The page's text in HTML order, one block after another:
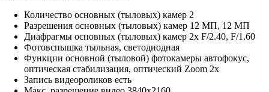
Количество основных (тыловых) камер 2
Разрешения основных (тыловых) камер 12 МП, 12 МП
Диафрагмы основных (тыловых) камер 2x F/2.40, F/1.60
Фотовспышка тыльная, светодиодная
Функции основной (тыловой) фотокамеры автофокус,
оптическая стабилизация, оптический Zoom 2x
Запись видеороликов есть